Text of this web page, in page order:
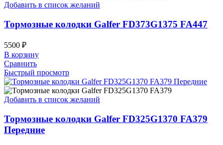
Добавить в список желаний
Тормозные колодки Galfer FD373G1375 FA447
5500 ₽
В корзину
Сравнить
Быстрый просмотр
Добавить в список желаний
Тормозные колодки Galfer FD325G1370 FA379
Передние